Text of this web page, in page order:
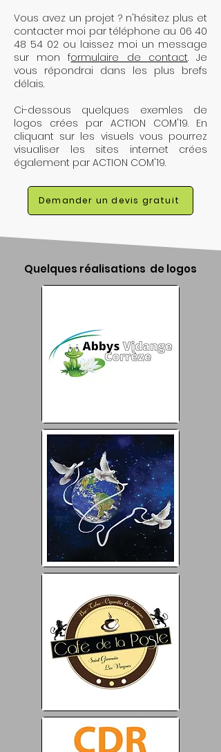
Vous avez un projet ? n'hésitez plus et
contacter moi par téléphone au 06 40
48 54 02 ou laissez moi un message
sur mon formulaire de contact. Je
vous répondrai dans les plus brefs
délais.
Ci-dessous quelques exemles de
logos crées par ACTION COM'19. En
cliquant sur les visuels vous pourrez
visualiser les sites internet crées
également par ACTION COM'19.
Demander un devis gratuit
Quelques réalisations de logos